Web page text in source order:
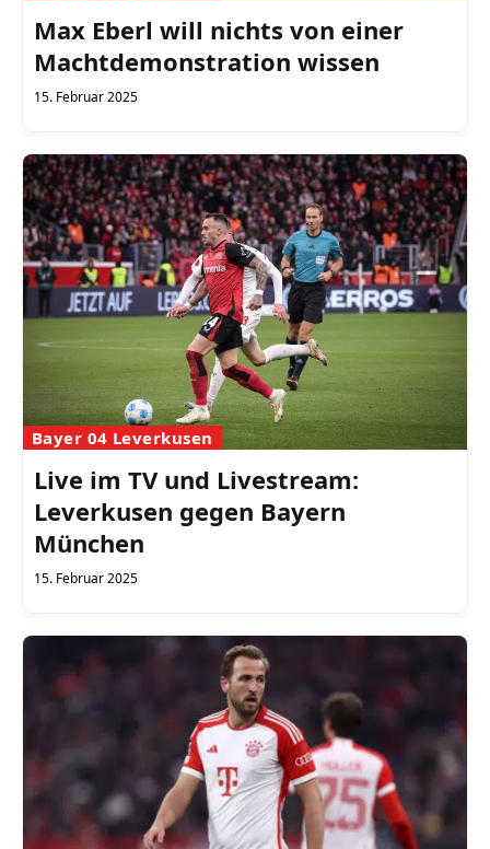
Max Eberl will nichts von einer
Machtdemonstration wissen
15. Februar 2025
Bayer 04 Leverkusen
Live im TV und Livestream:
Leverkusen gegen Bayern
München
15. Februar 2025